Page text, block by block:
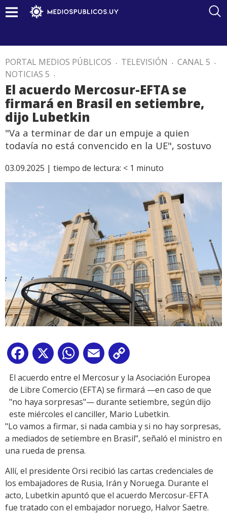
PORTAL MEDIOS PÚBLICOS . TELEVISIÓN . CANAL 5 .
NOTICIAS 5 .
El acuerdo Mercosur-EFTA se
firmará en Brasil en setiembre,
dijo Lubetkin
"Va a terminar de dar un empuje a quien
todavía no está convencido en la UE", sostuvo
03.09.2025 | tiempo de lectura: < 1 minuto
Facebook
X WhatsApp
Email
Link
El acuerdo entre el Mercosur y la Asociación Europea
de Libre Comercio (EFTA) se firmará —en caso de que
"no haya sorpresas"— durante setiembre, según dijo
este miércoles el canciller, Mario Lubetkin.
"Lo vamos a firmar, si nada cambia y si no hay sorpresas,
a mediados de setiembre en Brasil", señaló el ministro en
una rueda de prensa.
Allí, el presidente Orsi recibió las cartas credenciales de
los embajadores de Rusia, Irán y Noruega. Durante el
acto, Lubetkin apuntó que el acuerdo Mercosur-EFTA
fue tratado con el embajador noruego, Halvor Saetre.